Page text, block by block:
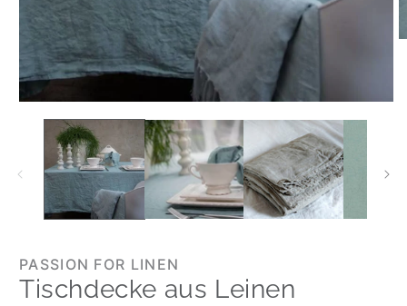
PASSION FOR LINEN
Tischdecke aus Leinen